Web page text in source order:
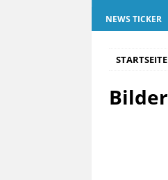
NEWS TICKER
STARTSEITE
Bilder